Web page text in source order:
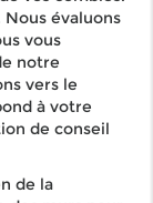
évaluons
vous
notre
vers le
à votre
de conseil
de la